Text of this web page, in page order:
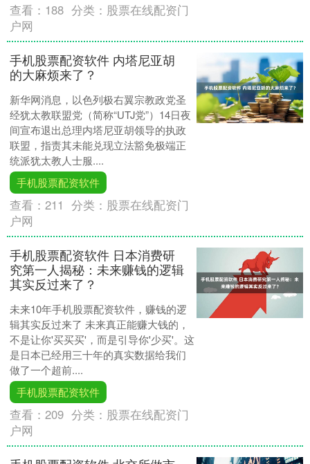
查看： 188 分类： 股票在线配资门
户网
手机股票配资软件 内塔尼亚胡
的大麻烦来了？
新华网消息，以色列极右翼宗教政党圣
经犹太教联盟党（简称“UTJ党”）14日夜
间宣布退出总理内塔尼亚胡领导的执政
联盟，指责其未能兑现立法豁免极端正
统派犹太教人士服....
手机股票配资软件
查看：211 分类： 股票在线配资门
户网
手机股票配资软件 日本消费研
究第一人揭秘：未来赚钱的逻辑
其实反过来了？
未来10年手机股票配资软件，赚钱的逻
辑其实反过来了 未来真正能赚大钱的，
不是让你'买买买'，而是引导你'少买'。这
是日本已经用三十年的真实数据给我们
做了一个超前....
手机股票配资软件
查看：209 分类： 股票在线配资门
户网